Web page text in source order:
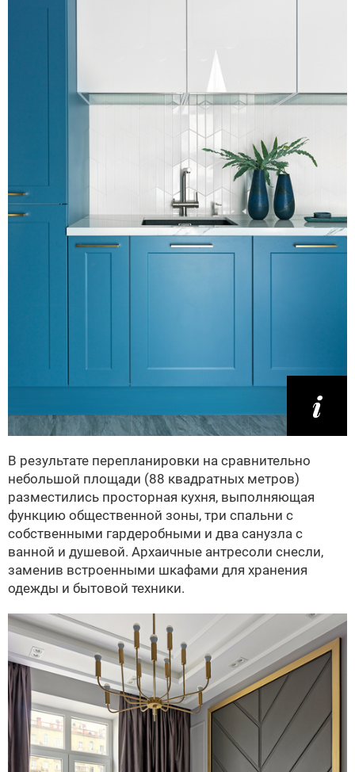
В результате перепланировки на сравнительно
небольшой площади (88 квадратных метров)
разместились просторная кухня, выполняющая
функцию общественной зоны, три спальни с
собственными гардеробными и два санузла с
ванной и душевой. Архаичные антресоли снесли,
заменив встроенными шкафами для хранения
одежды и бытовой техники.